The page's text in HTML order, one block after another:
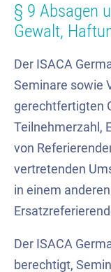
§ 9 Absagen
Gewalt,
Der ISACA
Seminare sowie
gerechtfertigten
Teilnehmerzahl,
von
vertretenden
in einem
Der ISACA
berechtigt,